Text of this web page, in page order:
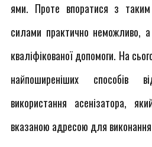
ями. Проте впоратися з
силами практично неможливо,
кваліфікованої допомоги. На
найпоширеніших способів
використання асенізатора,
вказаною адресою для